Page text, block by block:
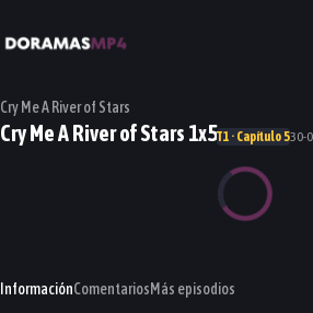
Cry Me A River of Stars
Cry Me A River of Stars 1x5T1 · Capítulo 530-
InformaciónComentariosMás episodios